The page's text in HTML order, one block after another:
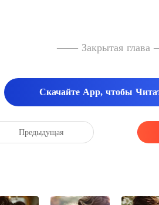
—— Закрытая
Скачайте App, чтобы
Предыдущая